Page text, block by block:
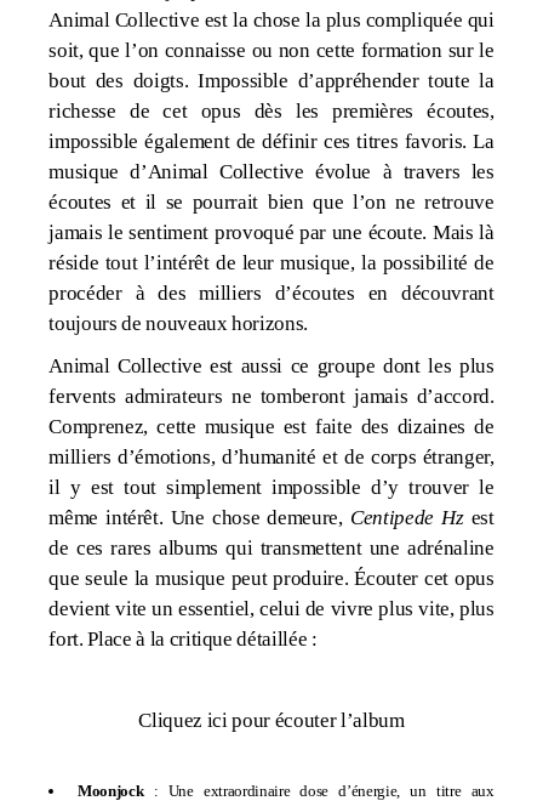
Animal Collective est la chose la plus compliquée qui
soit, que l’on connaisse ou non cette formation sur le
bout des doigts. Impossible d’appréhender toute la
richesse de cet opus dès les premières écoutes,
impossible également de définir ces titres favoris. La
musique d’Animal Collective évolue à travers les
écoutes et il se pourrait bien que l’on ne retrouve
jamais le sentiment provoqué par une écoute. Mais là
réside tout l’intérêt de leur musique, la possibilité de
procéder à des milliers d’écoutes en découvrant
toujours de nouveaux horizons.
Animal Collective est aussi ce groupe dont les plus
fervents admirateurs ne tomberont jamais d’accord.
Comprenez, cette musique est faite des dizaines de
milliers d’émotions, d’humanité et de corps étranger,
il y est tout simplement impossible d’y trouver le
même intérêt. Une chose demeure, Centipede Hzest
de ces rares albums qui transmettent une adrénaline
que seule la musique peut produire. Écouter cet opus
devient vite un essentiel, celui de vivre plus vite, plus
fort. Place à la critique détaillée :
Cliquez ici pour écouter l’album
Moonjock: Une extraordinaire dose d’énergie, un titre aux